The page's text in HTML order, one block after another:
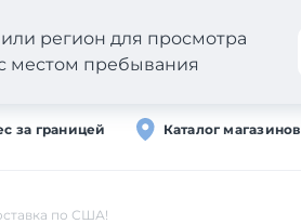
за границей Каталог магазинов
регион для просмотра
местом пребывания
по США!